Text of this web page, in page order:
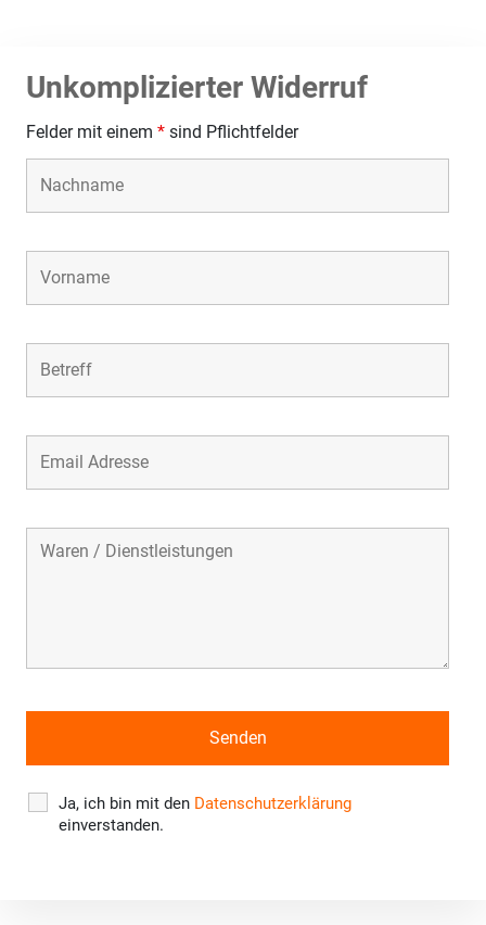
Unkomplizierter Widerruf
Felder mit einem * sind Pflichtfelder
Ja, ich bin mit den Datenschutzerklärung
einverstanden.